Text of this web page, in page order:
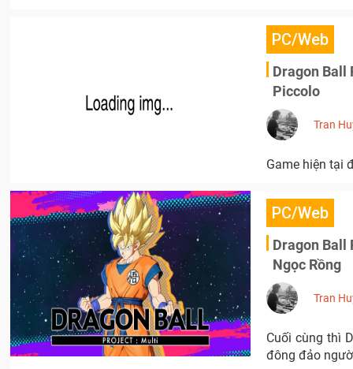
PC/Web
Dragon Ball
Piccolo
Tran
Game hiện tại
PC/Web
Dragon Ball
Ngọc Rồng
Tran
Cuối cùng thì
đông đảo